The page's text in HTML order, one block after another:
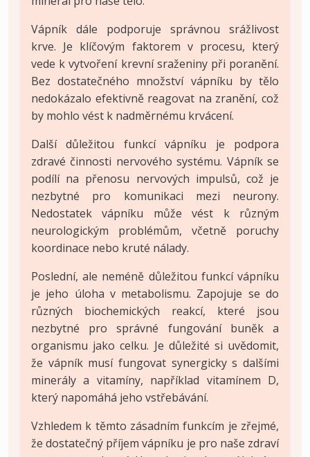
Vápník dále podporuje správnou srážlivost
krve. Je klíčovým faktorem v procesu, který
vede k vytvoření krevní sraženiny při poranění.
Bez dostatečného množství vápníku by tělo
nedokázalo efektivně reagovat na zranění, což
by mohlo vést k nadměrnému krvácení.
Další důležitou funkcí vápníku je podpora
zdravé činnosti nervového systému. Vápník se
podílí na přenosu nervových impulsů, což je
nezbytné pro komunikaci mezi neurony.
Nedostatek vápníku může vést k různým
neurologickým problémům, včetně poruchy
koordinace nebo kruté nálady.
Poslední, ale neméně důležitou funkcí vápníku
je jeho úloha v metabolismu. Zapojuje se do
různých biochemických reakcí, které jsou
nezbytné pro správné fungování buněk a
organismu jako celku. Je důležité si uvědomit,
že vápník musí fungovat synergicky s dalšími
minerály a vitamíny, například vitamínem D,
který napomáhá jeho vstřebávání.
Vzhledem k těmto zásadním funkcím je zřejmé,
že dostatečný příjem vápníku je pro naše zdraví